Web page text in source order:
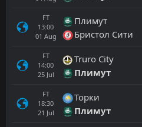
FT
13:00
01 Aug
Плимут
Бристол Сити
FT
14:00
25 Jul
Truro City
Плимут
FT
18:30
21 Jul
Торки
Плимут